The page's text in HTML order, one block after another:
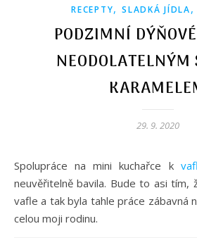
RECEPTY,SLADKÁ JÍDLA,
PODZIMNÍ
29. 9. 2020
Spolupráce na mini kuchařce k
neuvěřitelně bavila. Bude to asi tím,
vafle a tak byla tahle práce zábavná
celou moji rodinu.